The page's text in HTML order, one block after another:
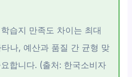
습지 만족도 차이는 최대
나, 예산과 품질 간 균형 맞
합니다. (출처: 한국소비자